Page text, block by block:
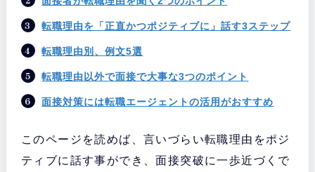
転職理由を「正直かつポジティブに」話す3ステップ
転職理由別、例文5選
転職理由以外で面接で大事な3つのポイント
面接対策には転職エージェントの活用がおすすめ
このページを読めば、言いづらい転職理由をポジ
ティブに話す事ができ、面接突破に一歩近づくで